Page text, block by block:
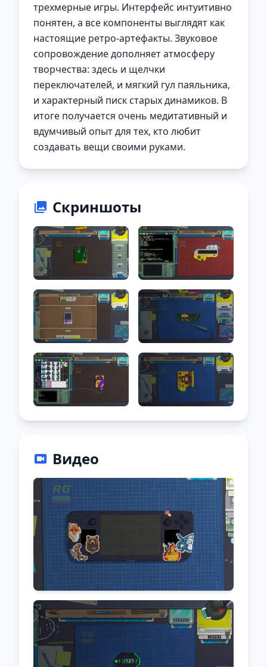
трехмерные игры. Интерфейс интуитивно
понятен, а все компоненты выглядят как
настоящие ретро-артефакты. Звуковое
сопровождение дополняет атмосферу
творчества: здесь и щелчки
переключателей, и мягкий гул паяльника,
и характерный писк старых динамиков. В
итоге получается очень медитативный и
вдумчивый опыт для тех, кто любит
создавать вещи своими руками.
Скриншоты
Видео